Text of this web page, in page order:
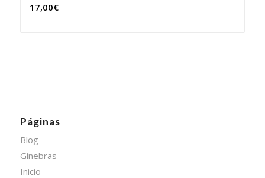
17,00€
Páginas
Blog
Ginebras
Inicio